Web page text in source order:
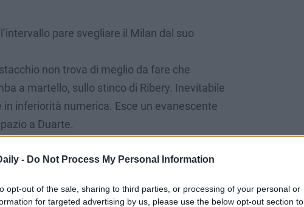
- Do Not Process My Personal Information
opt-out of the sale, sharing to third parties, or processing of your personal or
for targeted advertising by us, please use the below opt-out section to
pare svegliare il Milan dal suo
non trova di meglio da fare che
a martello, sullo stinco di Ribery. Inevitabile
inferiorità numerica. Esce un evanescente
a Duarte.
Fiorentina prende forza.
a Calhangolu e innesca Chiesa che
a Castrovilli per la prima volta di mettere il